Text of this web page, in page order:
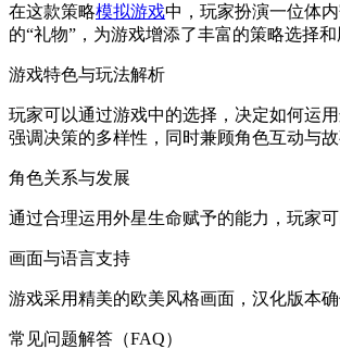
在这款策略模拟游戏中，玩家扮演一位体
的“礼物”，为游戏增添了丰富的策略选择和
游戏特色与玩法解析
玩家可以通过游戏中的选择，决定如何运
强调决策的多样性，同时兼顾角色互动与
角色关系与发展
通过合理运用外星生命赋予的能力，玩家
画面与语言支持
游戏采用精美的欧美风格画面，汉化版本
常见问题解答（FAQ）